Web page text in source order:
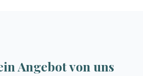
Angebot von uns